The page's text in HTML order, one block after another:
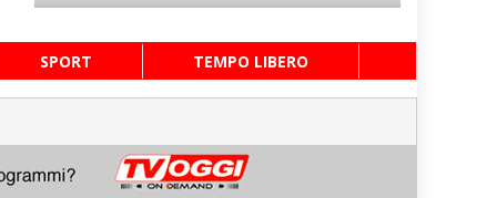
SPORT TEMPO LIBERO